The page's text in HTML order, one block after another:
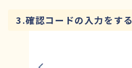
3.確認コードの入力をする